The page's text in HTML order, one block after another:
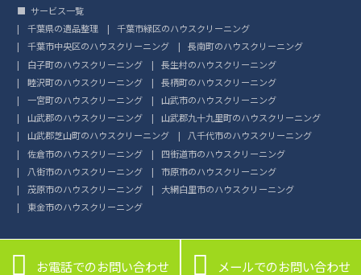
サービス一覧
千葉県の遺品整理
千葉市緑区のハウスクリーニング
千葉市中央区のハウスクリーニング
長南町のハウスクリーニング
白子町のハウスクリーニング
長生村のハウスクリーニング
睦沢町のハウスクリーニング
長柄町のハウスクリーニング
一宮町のハウスクリーニング
山武市のハウスクリーニング
山武郡のハウスクリーニング
山武郡九十九里町のハウスクリーニング
山武郡芝山町のハウスクリーニング
八千代市のハウスクリーニング
佐倉市のハウスクリーニング
四街道市のハウスクリーニング
八街市のハウスクリーニング
市原市のハウスクリーニング
茂原市のハウスクリーニング
大網白里市のハウスクリーニング
東金市のハウスクリーニング
 お電話でのお問い合わせ  メールでのお問い合わせ